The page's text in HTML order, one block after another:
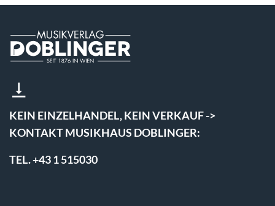
KEIN EINZELHANDEL, KEIN VERKAUF ->
KONTAKT MUSIKHAUS DOBLINGER:
TEL. +43 1 515030